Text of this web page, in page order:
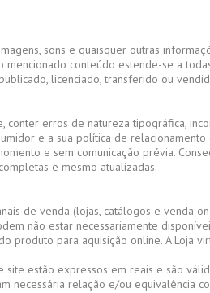
sons e quaisquer outras
conteúdo estende-se a
licenciado, transferido ou
erros de natureza tipográfica,
e a sua política de
e sem comunicação prévia.
e mesmo atualizadas.
de venda (lojas, catálogos e venda
não estar necessariamente
produto para aquisição online. A Loja
estão expressos em reais e são
necessária relação e/ou equivalência